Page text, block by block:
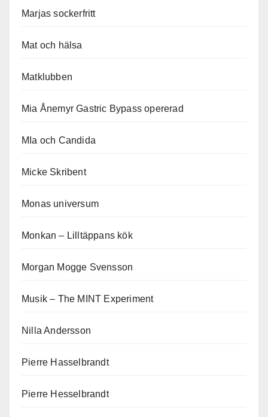
Marjas sockerfritt
Mat och hälsa
Matklubben
Mia Ånemyr Gastric Bypass opererad
MIa och Candida
Micke Skribent
Monas universum
Monkan – Lilltäppans kök
Morgan Mogge Svensson
Musik – The MINT Experiment
Nilla Andersson
Pierre Hasselbrandt
Pierre Hesselbrandt